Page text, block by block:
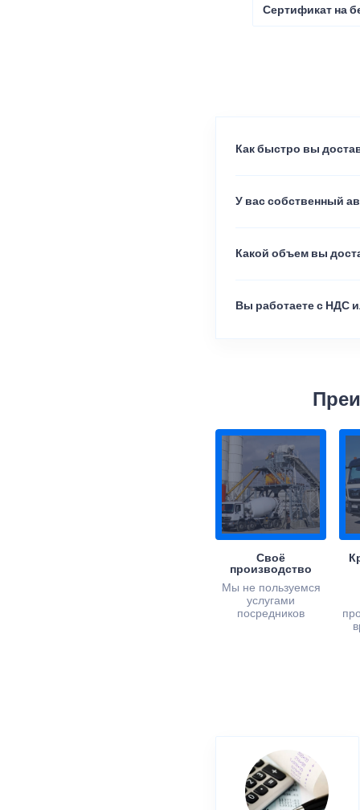
Сертификат на
Как быстро вы
У вас собственный
Какой объем вы
Вы работаете с НДС
Своё
производство
Мы не пользуемся
услугами
посредников